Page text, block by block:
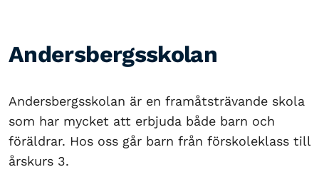
Andersbergsskolan
Andersbergsskolan är en framåtsträvande skola
som har mycket att erbjuda både barn och
föräldrar. Hos oss går barn från förskoleklass till
årskurs 3.